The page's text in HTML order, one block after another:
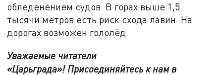
обледенением судов. В горах выше 1,5
тысячи метров есть риск схода лавин. На
дорогах возможен гололёд.
Уважаемые читатели
«Царьграда»! Присоединяйтесь к нам в